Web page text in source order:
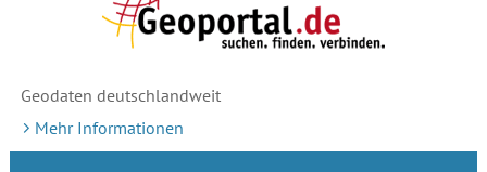
Geodaten deutschlandweit
Mehr Informationen